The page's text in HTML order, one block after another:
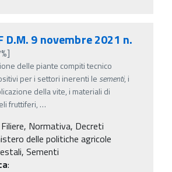
D.M. 9 novembre 2021 n.
delle piante compiti tecnico
per i settori inerenti le sementi, i
della vite, i materiali di
fruttiferi, …
Filiere, Normativa, Decreti
delle politiche agricole
Sementi
: